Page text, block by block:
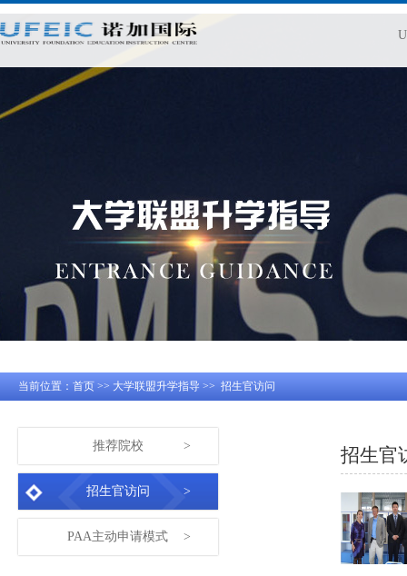
当前位置： 首页 >> 大学联盟升学指导 >> 招生官访问
推荐院校 >
招生官访问 >
PAA主动申请模式 >
招生官